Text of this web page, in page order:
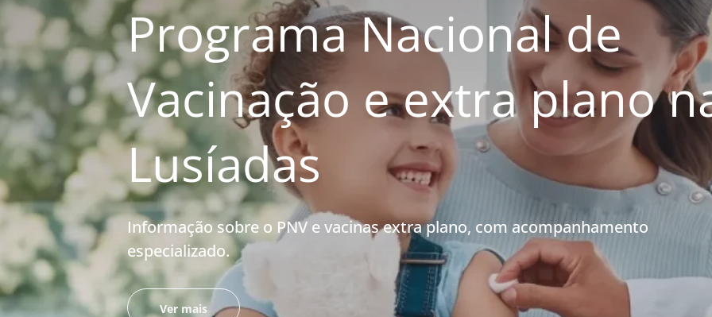
Programa Nacional de
Vacinação e extra plano
Lusíadas
Informação sobre o PNV e vacinas extra plano, com acompanhamento
especializado.
Ver mais